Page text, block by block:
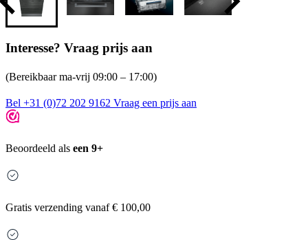
Interesse? Vraag prijs aan
(Bereikbaar ma-vrij 09:00 – 17:00)
Bel +31 (0)72 202 9162 Vraag een prijs aan
Beoordeeld als een 9+
Gratis verzending vanaf € 100,00